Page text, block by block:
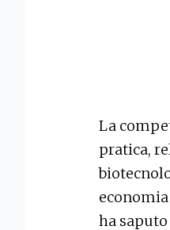
La
pratica,
ha